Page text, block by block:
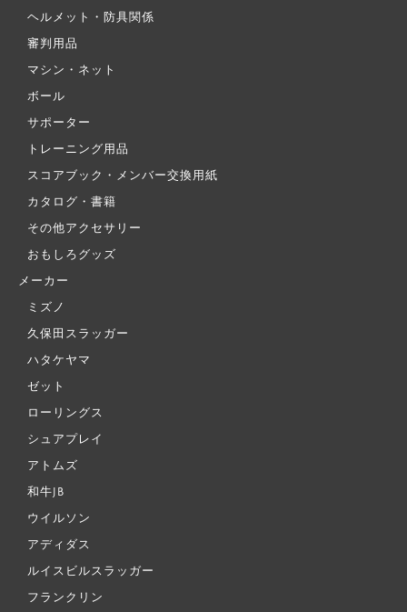
ヘルメット・防具関係
審判用品
マシン・ネット
ボール
サポーター
トレーニング用品
スコアブック・メンバー交換用紙
カタログ・書籍
その他アクセサリー
おもしろグッズ
メーカー
ミズノ
久保田スラッガー
ハタケヤマ
ゼット
ローリングス
シュアプレイ
アトムズ
和牛JB
ウイルソン
アディダス
ルイスビルスラッガー
フランクリン